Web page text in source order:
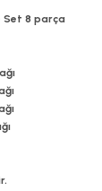
Set 8 parça